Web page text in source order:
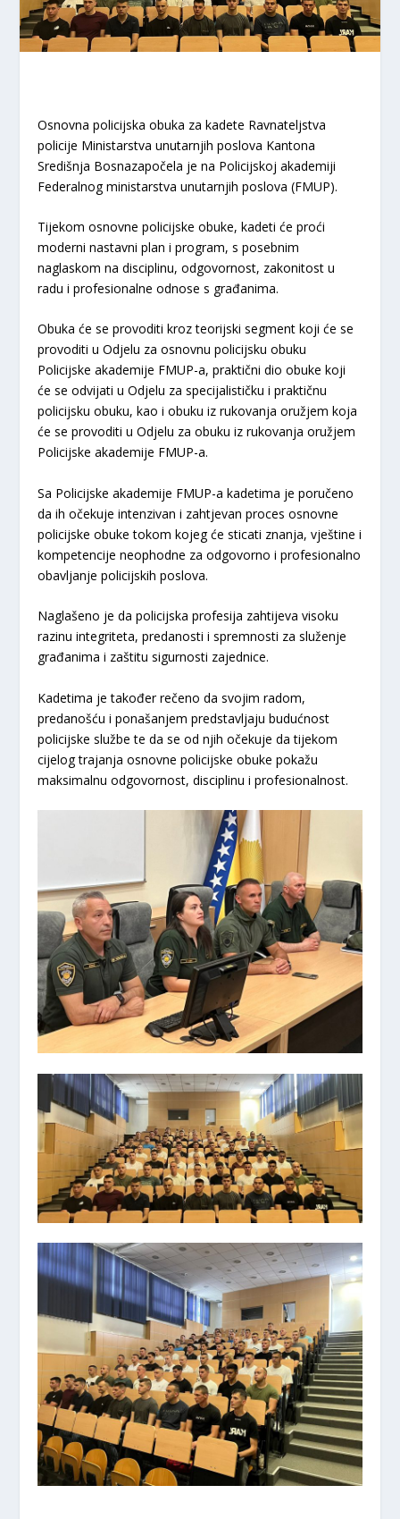
Osnovna policijska obuka za kadete Ravnateljstva
policije Ministarstva unutarnjih poslova Kantona
Središnja Bosnazapočela je na Policijskoj akademiji
Federalnog ministarstva unutarnjih poslova (FMUP).
Tijekom osnovne policijske obuke, kadeti će proći
moderni nastavni plan i program, s posebnim
naglaskom na disciplinu, odgovornost, zakonitost u
radu i profesionalne odnose s građanima.
Obuka će se provoditi kroz teorijski segment koji će se
provoditi u Odjelu za osnovnu policijsku obuku
Policijske akademije FMUP-a, praktični dio obuke koji
će se odvijati u Odjelu za specijalističku i praktičnu
policijsku obuku, kao i obuku iz rukovanja oružjem koja
će se provoditi u Odjelu za obuku iz rukovanja oružjem
Policijske akademije FMUP-a.
Sa Policijske akademije FMUP-a kadetima je poručeno
da ih očekuje intenzivan i zahtjevan proces osnovne
policijske obuke tokom kojeg će sticati znanja, vještine i
kompetencije neophodne za odgovorno i profesionalno
obavljanje policijskih poslova.
Naglašeno je da policijska profesija zahtijeva visoku
razinu integriteta, predanosti i spremnosti za služenje
građanima i zaštitu sigurnosti zajednice.
Kadetima je također rečeno da svojim radom,
predanošću i ponašanjem predstavljaju budućnost
policijske službe te da se od njih očekuje da tijekom
cijelog trajanja osnovne policijske obuke pokažu
maksimalnu odgovornost, disciplinu i profesionalnost.